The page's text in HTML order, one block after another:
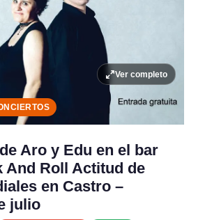
Ver completo
Aro y Edu en el bar
And Roll Actitud de
en Castro –
julio